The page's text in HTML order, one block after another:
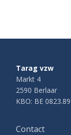
Tarag vzw
Markt 4
2590 Berlaar
KBO: BE
Contact